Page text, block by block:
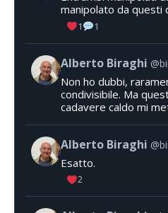
manipolato da questi
1 1
Alberto Biraghi
Non ho dubbi,
condivisibile. Ma
cadavere caldo mi
Alberto Biraghi
Esatto.
2